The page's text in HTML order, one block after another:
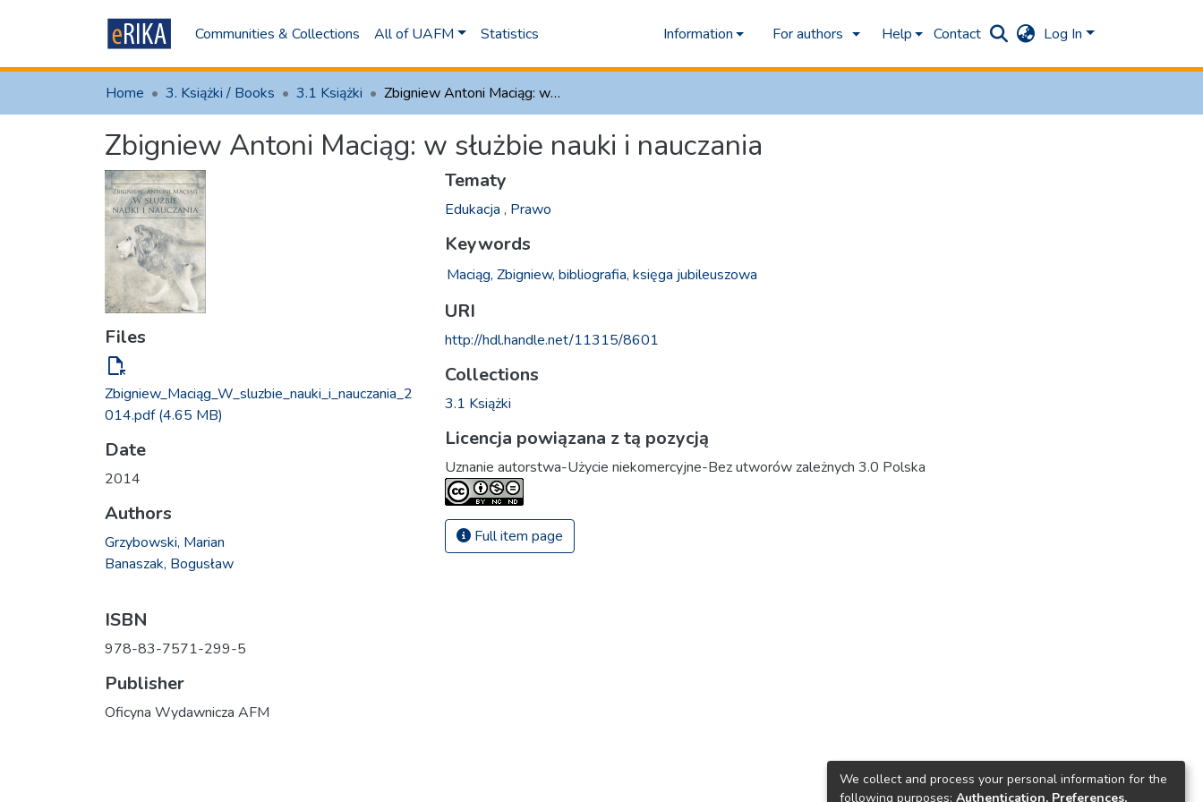
Communities & Collections All of UAFM Statistics Information For authors Help Contact Log In
Home 3. Książki / Books 3.1 Książki Zbigniew Antoni Maciąg: w służbie nauki i nauczania
Zbigniew Antoni Maciąg: w służbie nauki i nauczania
Files
file_open
Zbigniew_Maciąg_W_sluzbie_nauki_i_nauczania_2
014.pdf(4.65 MB)
Date
2014
Authors
Grzybowski, Marian
Banaszak, Bogusław
ISBN
978-83-7571-299-5
Publisher
Oficyna Wydawnicza AFM
Tematy
Edukacja , Prawo
Keywords
Maciąg, Zbigniew, bibliografia, księga jubileuszowa
URI
http://hdl.handle.net/11315/8601
Collections
3.1 Książki
Licencja powiązana z tą pozycją
Uznanie autorstwa-Użycie niekomercyjne-Bez utworów zależnych 3.0 Polska
Full item page
We collect and process your personal information for the
following purposes: Authentication, Preferences,